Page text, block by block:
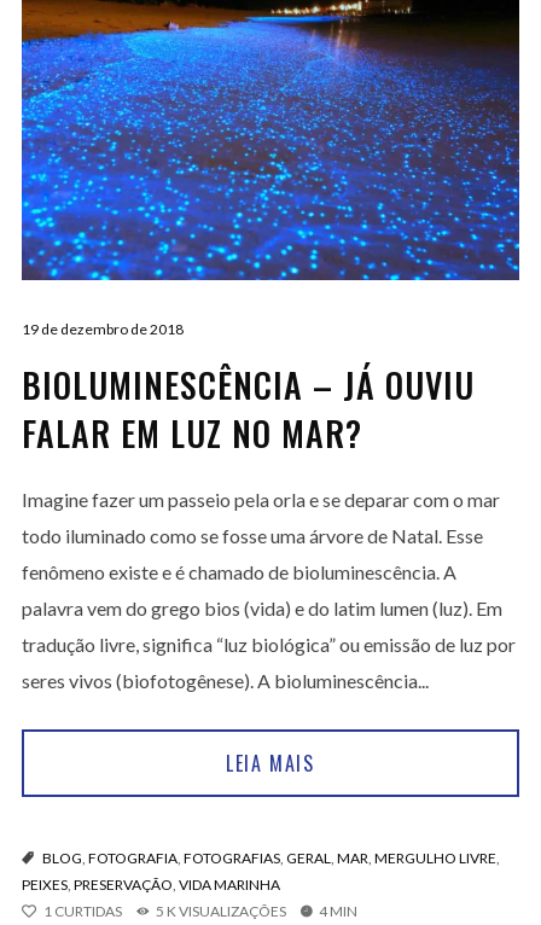
19 de dezembro de 2018
BIOLUMINESCÊNCIA – JÁ OUVIU
FALAR EM LUZ NO MAR?
Imagine fazer um passeio pela orla e se deparar com o mar
todo iluminado como se fosse uma árvore de Natal. Esse
fenômeno existe e é chamado de bioluminescência. A
palavra vem do grego bios (vida) e do latim lumen (luz). Em
tradução livre, significa “luz biológica” ou emissão de luz por
seres vivos (biofotogênese). A bioluminescência...
LEIA MAIS
BLOG FOTOGRAFIA, FOTOGRAFIAS, GERAL MAR MERGULHO LIVRE
PEIXES, PRESERVAÇÃO VIDA MARINHA
1 CURTIDAS 5 K VISUALIZAÇÕES 4 MIN